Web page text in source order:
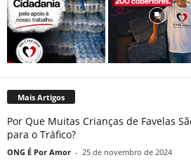
Mais Artigos
Por Que Muitas Crianças de Favelas
para o Tráfico?
ONG É Por Amor - 25 de novembro de 2024